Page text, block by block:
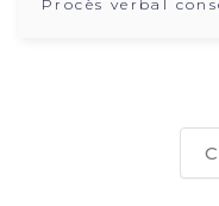
Procès verbal